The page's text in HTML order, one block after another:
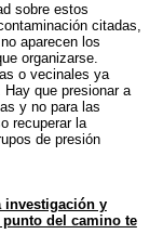
sobre estos
citadas,
aparecen los
organizarse.
o vecinales ya
que presionar a
y no para las
recuperar la
de presión
investigación y
punto del camino te